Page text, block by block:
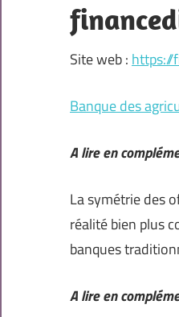
Site web : https://
Banque des
A lire en
La symétrie des
réalité bien plus
banques
A lire en